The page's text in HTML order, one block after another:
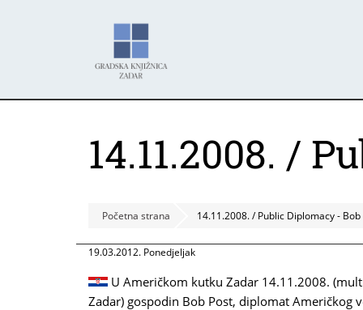
14.11.2008. /
Početna strana 14.11.2008. / Public Diplomacy - Bob
19.03.2012. Ponedjeljak
U Američkom kutku Zadar 14.11.2008.
Zadar) gospodin Bob Post, diplomat Američkog